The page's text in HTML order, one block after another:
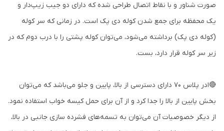
صورت شناور و با نقاط اتصال طراحی شده که دارای دو جیب زیپ‌دار و
یک محفظه برای جمع شدن کوله دی پک است. در زمانی که سر کوله
(کوله دی پک) برداشته می‌شود، می‌توان کوله پشتی را با درب دوم که در
زیر سر کوله قرار دارد، بست.
🔴ادر پلاس 70 دارای دسترسی از بالا، پایین و جلو می‌باشد که می‌توان
بخش پایین از بالا را جدا کرد و از آن برای حمل کیسه خواب استفاده نمود.
از دیگر خصوصیات آن می‌توان به تسمه‌های فشرده سازی جانبی در بالا،